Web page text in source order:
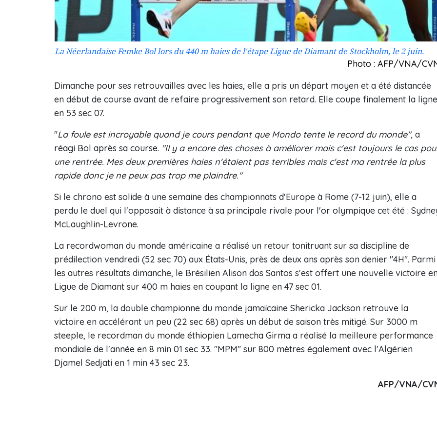
La Néerlandaise Femke Bol lors du 440 m haies de l'étape Ligue de Diamant de Stockholm, le 2 juin.
Photo : AFP/VNA/
Dimanche pour ses retrouvailles avec les haies, elle a pris un départ moyen et a été distancée
en début de course avant de refaire progressivement son retard. Elle coupe finalement la ligne
en 53 sec 07.
"La foule est incroyable quand je cours pendant que Mondo tente le record du monde", a
réagi Bol après sa course. "Il y a encore des choses à améliorer mais c'est toujours le cas
une rentrée. Mes deux premières haies n'étaient pas terribles mais c'est ma rentrée la plus
rapide donc je ne peux pas trop me plaindre."
Si le chrono est solide à une semaine des championnats d'Europe à Rome (7-12 juin), elle a
perdu le duel qui l'opposait à distance à sa principale rivale pour l'or olympique cet été :
McLaughlin-Levrone.
La recordwoman du monde américaine a réalisé un retour tonitruant sur sa discipline de
prédilection vendredi (52 sec 70) aux États-Unis, près de deux ans après son denier "4H". Parmi
les autres résultats dimanche, le Brésilien Alison dos Santos s'est offert une nouvelle victoire
Ligue de Diamant sur 400 m haies en coupant la ligne en 47 sec 01.
Sur le 200 m, la double championne du monde jamaïcaine Shericka Jackson retrouve la
victoire en accélérant un peu (22 sec 68) après un début de saison très mitigé. Sur 3000 m
steeple, le recordman du monde éthiopien Lamecha Girma a réalisé la meilleure performance
mondiale de l'année en 8 min 01 sec 33. "MPM" sur 800 mètres également avec l'Algérien
Djamel Sedjati en 1 min 43 sec 23.
AFP/VNA/